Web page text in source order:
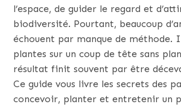
l’espace, de guider le regard et
biodiversité. Pourtant, beaucoup
échouent par manque de méthode.
plantes sur un coup de tête sans
résultat finit souvent par être
Ce guide vous livre les secrets des
concevoir, planter et entretenir un